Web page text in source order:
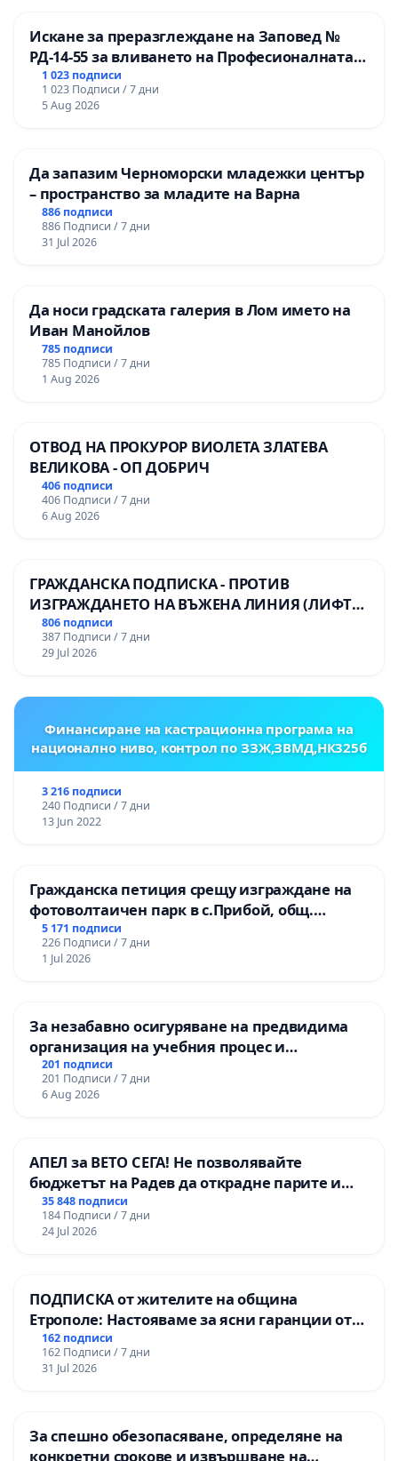
Искане за преразглеждане на Заповед №
РД-14-55 за вливането на Професионалната
гимназия по промишлени технологии в
Професионалната гимназия по икономика и
мениджмънт – гр. Пазарджик
1 023 подписи
1 023 Подписи / 7 дни
5 Aug 2026
Да запазим Черноморски младежки център
– пространство за младите на Варна
886 подписи
886 Подписи / 7 дни
31 Jul 2026
Да носи градската галерия в Лом името на
Иван Манойлов
785 подписи
785 Подписи / 7 дни
1 Aug 2026
ОТВОД НА ПРОКУРОР ВИОЛЕТА ЗЛАТЕВА
ВЕЛИКОВА - ОП ДОБРИЧ
406 подписи
406 Подписи / 7 дни
6 Aug 2026
ГРАЖДАНСКА ПОДПИСКА - ПРОТИВ
ИЗГРАЖДАНЕТО НА ВЪЖЕНА ЛИНИЯ (ЛИФТ)
НА ТЕРИТОРИЯТА НА ПРИРОДНА
ЗАБЕЛЕЖИТЕЛНОСТ „ХЪЛМ НА
ОСВОБОДИТЕЛИТЕ“ (БУНАРДЖИК)
806 подписи
387 Подписи / 7 дни
29 Jul 2026
Финансиране на кастрационна програма на
национално ниво, контрол по ЗЗЖ,ЗВМД,НК325б
3 216 подписи
240 Подписи / 7 дни
13 Jun 2022
Гражданска петиция срещу изграждане на
фотоволтаичен парк в с.Прибой, общ.
Радомир
5 171 подписи
226 Подписи / 7 дни
1 Jul 2026
За незабавно осигуряване на предвидима
организация на учебния процес и
гарантиране на правото на равнопоставено
и качествено образование на учениците от
ОУ „Княз Александър I“ и Хуманитарна
201 подписи
201 Подписи / 7 дни
6 Aug 2026
АПЕЛ за ВЕТО СЕГА! Не позволявайте
бюджетът на Радев да открадне парите и
правата ни в тъмното
35 848 подписи
184 Подписи / 7 дни
24 Jul 2026
ПОДПИСКА от жителите на община
Етрополе: Настояваме за ясни гаранции от
“Елаците-МЕД” АД и от държавата, че ще се
изпълнят всички екологични норми!
162 подписи
162 Подписи / 7 дни
31 Jul 2026
За спешно обезопасяване, определяне на
конкретни срокове и извършване на